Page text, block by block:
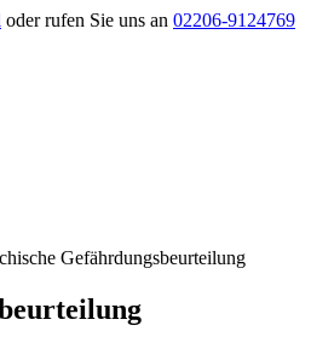
oder rufen Sie uns an 02206-9124769
Gefährdungsbeurteilung